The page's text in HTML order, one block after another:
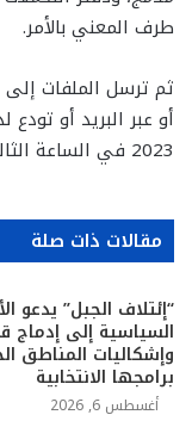
طرف المعني بالأمر.
ثم ترسل الملفات إلى
2023 في الساعة الثالثة بعد الزوال.
مقالات ذات صلة
“إئتلاف الجبل” يدعو
السياسية إلى إدماج
وإشكاليات المناطق
برامجها الانتخابية
أغسطس 6, 2026